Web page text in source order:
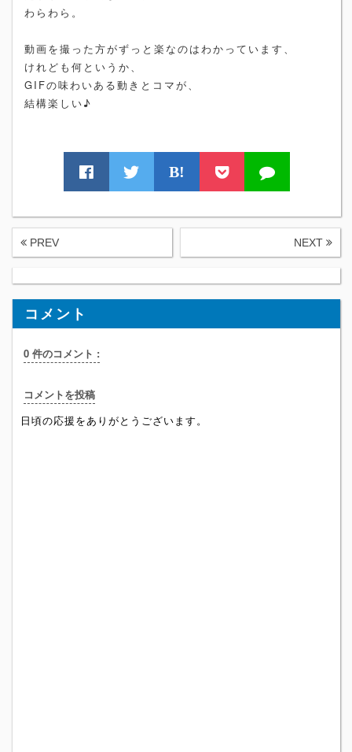
わらわら。
動画を撮った方がずっと楽なのはわかっています、
けれども何というか、
GIFの味わいある動きとコマが、
結構楽しい♪
B!
PREV NEXT
コメント
0 件のコメント :
コメントを投稿
日頃の応援をありがとうございます。